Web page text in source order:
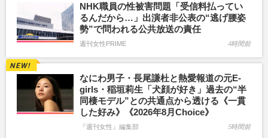
NHK職員の性被害問題「受信料払ってい
るんだから…」出演者非公表の“逃げ腰姿
勢”で問われる公共放送の責任
週刊女性PRIME 4時間前
なにわ男子・長尾謙杜と熱愛報道の元E-
girls・稲垣莉生「犬顔が好き」過去の“半
同棲モデル”との共通点から透ける《一貫
した好み》《2026年8月Choice》
『週刊女性』編集部 5時間前